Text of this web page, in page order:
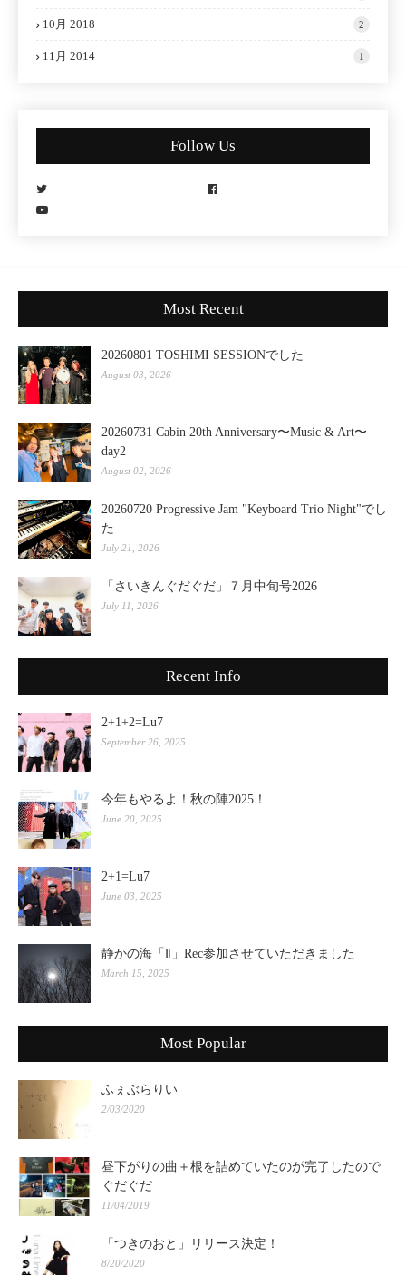
10月 2018 2
11月 2014 1
Follow Us
Most Recent
20260801 TOSHIMI SESSIONでした
August 03, 2026
20260731 Cabin 20th Anniversary〜Music & Art〜
day2
August 02, 2026
20260720 Progressive Jam "Keyboard Trio Night"でし
た
July 21, 2026
「さいきんぐだぐだ」７月中旬号2026
July 11, 2026
Recent Info
2+1+2=Lu7
September 26, 2025
今年もやるよ！秋の陣2025！
June 20, 2025
2+1=Lu7
June 03, 2025
静かの海「Ⅱ」Rec参加させていただきました
March 15, 2025
Most Popular
ふぇぶらりい
2/03/2020
昼下がりの曲＋根を詰めていたのが完了したので
ぐだぐだ
11/04/2019
「つきのおと」リリース決定！
8/20/2020